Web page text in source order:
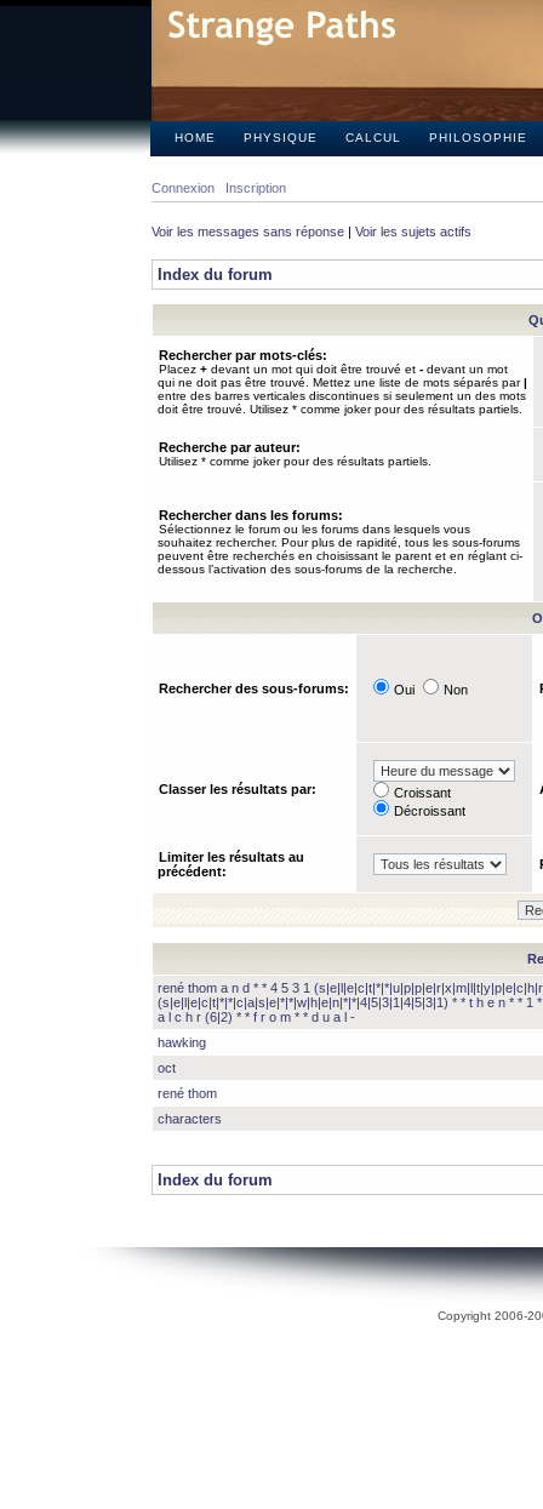
HOME PHYSIQUE CALCUL PHILOSOPHIE
Connexion Inscription
Voir les messages sans réponse | Voir les sujets actifs
Index du forum
Rechercher par mots-clés:
Placez + devant un mot qui doit être trouvé et - devant un mot
qui ne doit pas être trouvé. Mettez une liste de mots séparés par|
entre des barres verticales discontinues si seulement un des mots
doit être trouvé. Utilisez * comme joker pour des résultats partiels.
Recherche par auteur:
Utilisez * comme joker pour des résultats partiels.
Rechercher dans les forums:
Sélectionnez le forum ou les forums dans lesquels vous
souhaitez rechercher. Pour plus de rapidité, tous les sous-forums
peuvent être recherchés en choisissant le parent et en réglant ci-
dessous l’activation des sous-forums de la recherche.
Rechercher des sous-forums: Oui Non
Classer les résultats par:
Croissant
Décroissant
Limiter les résultats au
précédent:
rené thom a n d * * 4 5 3 1
(s|e|l|e|c|t|*|*|c|a|s|e|*|*|w|h|e|n|*|*|4|5|3|1|4|5|3|1) * * t h e n * * 1
a l c h r (6|2) * * f r o m * * d u a l -
hawking
oct
rené thom
characters
Index du forum
Copyright 2006-